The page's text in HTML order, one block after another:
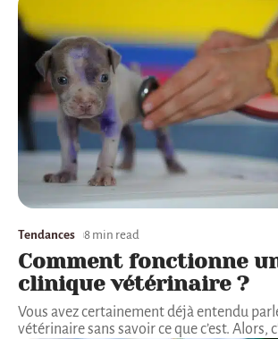
Tendances 8 min read
Comment fonctionne
clinique vétérinaire ?
Vous avez certainement déjà entendu
vétérinaire sans savoir ce que c’est. Alors,